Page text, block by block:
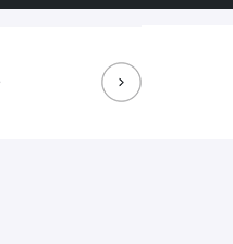
Maori Film Festival